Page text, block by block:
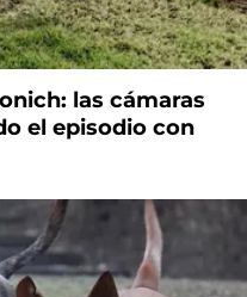
las cámaras
el episodio con